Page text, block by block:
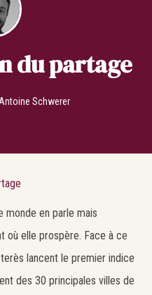
du partage
Schwerer
monde en parle mais
où elle prospère. Face à ce
lancent le premier indice
des 30 principales villes de